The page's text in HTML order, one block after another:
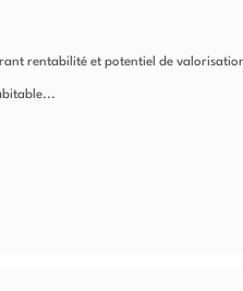
rentabilité et potentiel de